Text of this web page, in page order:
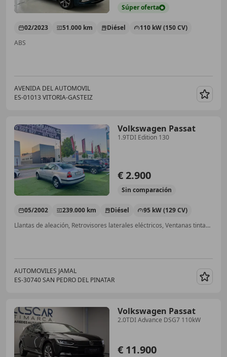
Súperoferta
02/2023 51.000 km Diésel
110 kW (150 CV)
ABS
AVENIDA DEL AUTOMOVIL
ES-01013 VITORIA-GASTEIZ
Volkswagen Passat
1.9TDI Edition 130
€ 2.900
Sin comparación
05/2002 239.000 km Diésel
95 kW (129 CV)
Llantas de aleación, Retrovisores laterales eléctricos, Ventanas tintadas, Airbags laterales, Cierre centralizado, ESP
AUTOMOVILES JAMAL
ES-30740 SAN PEDRO DEL PINATAR
Volkswagen Passat
2.0TDI Advance DSG7 110kW
€ 11.900